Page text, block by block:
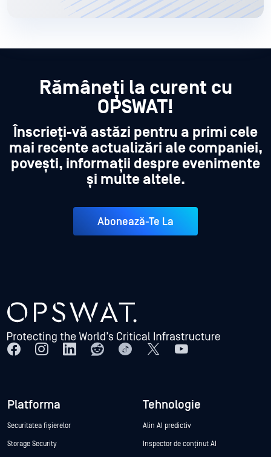
Rămâneți la curent cu
OPSWAT!
Înscrieți-vă astăzi pentru a primi cele
mai recente actualizări ale companiei,
povești, informații despre evenimente
și multe altele.
Abonează-Te La
Platforma
Securitatea fișierelor
Storage Security
Tehnologie
Alin AI predictiv
Inspector de conținut AI